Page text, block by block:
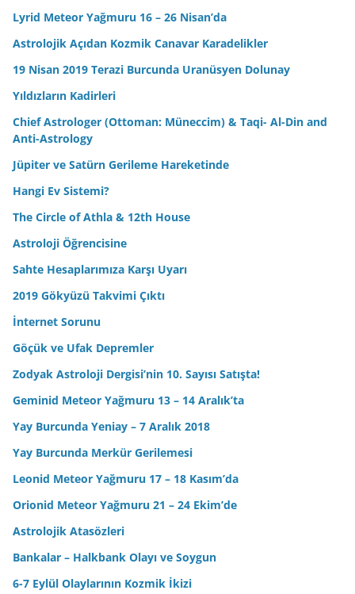
Lyrid Meteor Yağmuru 16 – 26 Nisan’da
Astrolojik Açıdan Kozmik Canavar Karadelikler
19 Nisan 2019 Terazi Burcunda Uranüsyen Dolunay
Yıldızların Kadirleri
Chief Astrologer (Ottoman: Müneccim) & Taqi- Al-Din and
Anti-Astrology
Jüpiter ve Satürn Gerileme Hareketinde
Hangi Ev Sistemi?
The Circle of Athla & 12th House
Astroloji Öğrencisine
Sahte Hesaplarımıza Karşı Uyarı
2019 Gökyüzü Takvimi Çıktı
İnternet Sorunu
Göçük ve Ufak Depremler
Zodyak Astroloji Dergisi’nin 10. Sayısı Satışta!
Geminid Meteor Yağmuru 13 – 14 Aralık’ta
Yay Burcunda Yeniay – 7 Aralık 2018
Yay Burcunda Merkür Gerilemesi
Leonid Meteor Yağmuru 17 – 18 Kasım’da
Orionid Meteor Yağmuru 21 – 24 Ekim’de
Astrolojik Atasözleri
Bankalar – Halkbank Olayı ve Soygun
6-7 Eylül Olaylarının Kozmik İkizi